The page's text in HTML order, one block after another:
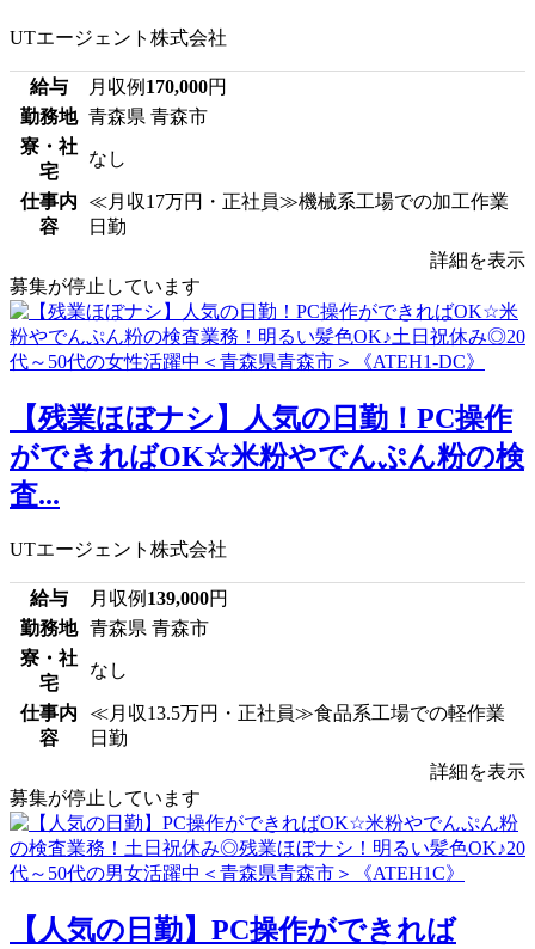
UTエージェント株式会社
給与 月収例 170,000円
勤務地 青森県 青森市
寮・社
宅
なし
仕事内
容
≪月収17万円・正社員≫機械系工場での加工作業
日勤
詳細を表示
募集が停止しています
【残業ほぼナシ】人気の日勤！PC操作
ができればOK☆米粉やでんぷん粉の検
査...
UTエージェント株式会社
給与 月収例 139,000円
勤務地 青森県 青森市
寮・社
宅
なし
仕事内
容
≪月収13.5万円・正社員≫食品系工場での軽作業
日勤
詳細を表示
募集が停止しています
【人気の日勤】PC操作ができれば